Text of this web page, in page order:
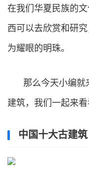
在我们华夏民族的
西可以去欣赏和研
为耀眼的明珠。
那么今天小编就
建筑，我们一起来看
中国十大古建